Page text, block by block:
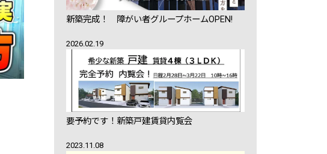
新築完成！ 障がい者グループホームOPEN!
2026.02.19
要予約です！新築戸建賃貸内覧会
2023.11.08